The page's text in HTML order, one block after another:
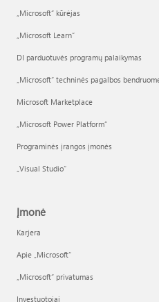
„Microsoft“ kūrėjas
„Microsoft Learn“
DI parduotuvės programų palaikymas
„Microsoft“ techninės pagalbos
Microsoft Marketplace
„Microsoft Power Platform“
Programinės įrangos įmonės
„Visual Studio“
Įmonė
Karjera
Apie „Microsoft“
„Microsoft“ privatumas
Investuotojai